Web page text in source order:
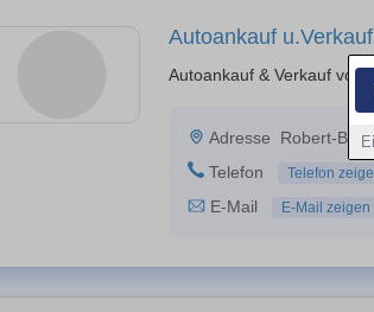
Autoankauf
Autoankauf & Verkauf von
Adresse
Robert-
Telefon
Telefon
E-Mail E-Mail zeigen